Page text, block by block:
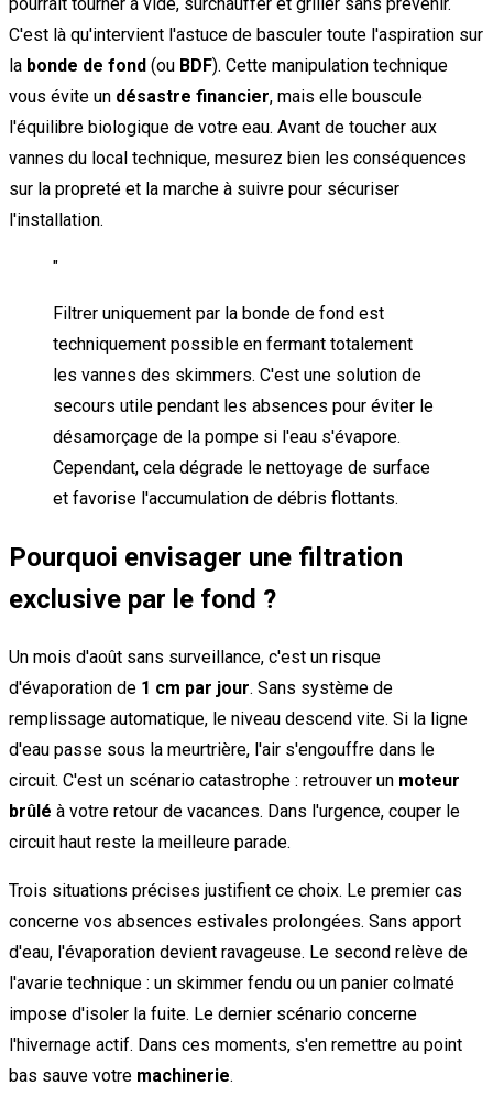
C'est là qu'intervient l'astuce de basculer toute l'aspiration sur
la bonde de fond (ou BDF). Cette manipulation technique
vous évite un désastre financier, mais elle bouscule
l'équilibre biologique de votre eau. Avant de toucher aux
vannes du local technique, mesurez bien les conséquences
sur la propreté et la marche à suivre pour sécuriser
l'installation.
"
Filtrer uniquement par la bonde de fond est
techniquement possible en fermant totalement
les vannes des skimmers. C'est une solution de
secours utile pendant les absences pour éviter le
désamorçage de la pompe si l'eau s'évapore.
Cependant, cela dégrade le nettoyage de surface
et favorise l'accumulation de débris flottants.
Pourquoi envisager une filtration
exclusive par le fond ?
Un mois d'août sans surveillance, c'est un risque
d'évaporation de 1 cm par jour. Sans système de
remplissage automatique, le niveau descend vite. Si la ligne
d'eau passe sous la meurtrière, l'air s'engouffre dans le
circuit. C'est un scénario catastrophe : retrouver un moteur
brûlé à votre retour de vacances. Dans l'urgence, couper le
circuit haut reste la meilleure parade.
Trois situations précises justifient ce choix. Le premier cas
concerne vos absences estivales prolongées. Sans apport
d'eau, l'évaporation devient ravageuse. Le second relève de
l'avarie technique : un skimmer fendu ou un panier colmaté
impose d'isoler la fuite. Le dernier scénario concerne
l'hivernage actif. Dans ces moments, s'en remettre au point
bas sauve votre machinerie.